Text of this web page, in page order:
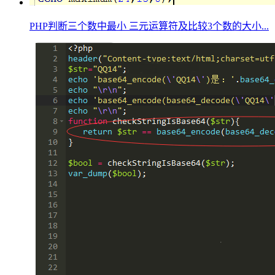
PHP判断三个数中最小 三元运算符及比较3个数的大小...